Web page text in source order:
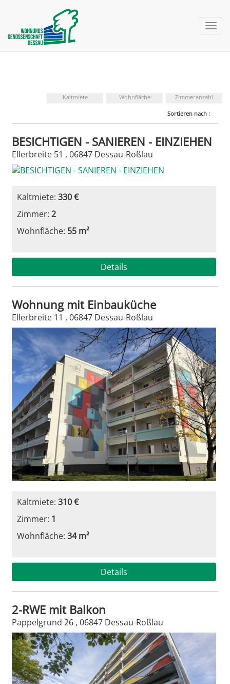
nav
Zimmeranzahl
Wohnfläche
Kaltmiete
Sortieren nach :
BESICHTIGEN - SANIEREN - EINZIEHEN
Ellerbreite 51 , 06847 Dessau-Roßlau
Kaltmiete:330 €
Zimmer:2
Wohnfläche: 55 m²
Details
Wohnung mit Einbauküche
Ellerbreite 11 , 06847 Dessau-Roßlau
Kaltmiete:310 €
Zimmer: 1
Wohnfläche:34 m²
Details
2-RWE mit Balkon
Pappelgrund 26 , 06847 Dessau-Roßlau